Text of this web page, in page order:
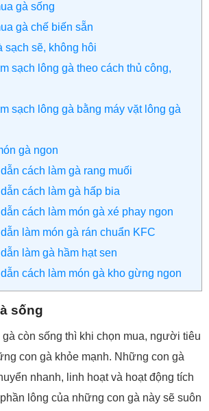
gà sống
gà chế biến sẵn
sạch sẽ, không hôi
sạch lông gà theo cách thủ công,
sạch lông gà bằng máy vặt lông gà
gà ngon
cách làm gà rang muối
cách làm gà hấp bia
cách làm món gà xé phay ngon
làm món gà rán chuẩn KFC
làm gà hầm hạt sen
cách làm món gà kho gừng ngon
sống
còn sống thì khi chọn mua, người tiêu
con gà khỏe mạnh. Những con gà
nhanh, linh hoạt và hoạt động tích
lông của những con gà này sẽ suôn